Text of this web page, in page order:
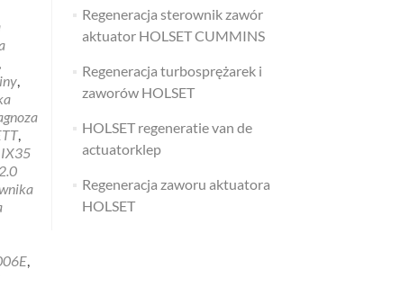
,
,
,
,
Regeneracja sterownik zawór
aktuator HOLSET CUMMINS
Regeneracja turbosprężarek i
zaworów HOLSET
HOLSET regeneratie van de
actuatorklep
Regeneracja zaworu aktuatora
HOLSET